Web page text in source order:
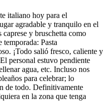
italiano hoy para el
agradable y tranquilo en el
y bruschetta como
temporada: Pasta
¡Todo salió fresco, caliente y
personal estuvo pendiente
agua, etc. Incluso nos
para celebrar; lo
de todo. Definitivamente
en la zona que tenga